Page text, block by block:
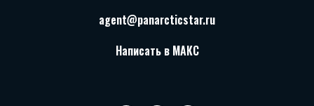
agent@panarcticstar.ru
Написать в МАКС